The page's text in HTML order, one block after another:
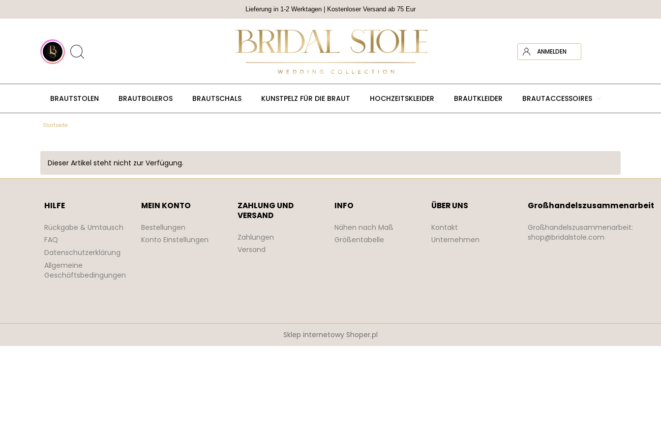
Lieferung in 1-2 Werktagen | Kostenloser Versand ab 75 Eur
ANMELDEN
BRAUTSTOLEN BRAUTBOLEROS BRAUTSCHALS KUNSTPELZ FÜR DIE BRAUT HOCHZEITSKLEIDER BRAUTKLEIDER BRAUTACCESSOIRES
ÜBER UNS
Startseite
Dieser Artikel steht nicht zur Verfügung.
HILFE
Rückgabe & Umtausch
FAQ
Datenschutzerklärung
Allgemeine
Geschäftsbedingungen
MEIN KONTO
Bestellungen
Konto Einstellungen
ZAHLUNG UND
VERSAND
Zahlungen
Versand
INFO
Nähen nach Maß
Größentabelle
ÜBER UNS
Kontakt
Unternehmen
Großhandelszusammenarbeit
Großhandelszusammenarbeit:
shop@bridalstole.com
Sklep internetowy Shoper.pl